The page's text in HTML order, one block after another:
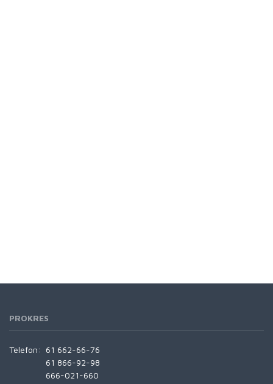
PROKRES
Telefon:
61 662-66-76
61 866-92-98
666-021-660